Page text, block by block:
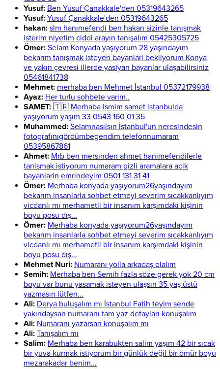
Yusuf: Ben Yusuf Çanakkale'den 05319643265
Yusuf: Yusuf Çanakkale'den 05319643265
hakan: slm hanımefendi ben hakan sizinle tanışmak
isterim niyetim ciddi arayın tanışalım 05425305725
Ömer: Selam Konyada yaşıyorum 28 yaşındayım
bekarım tanışmak isteyen bayanlari bekliyorum Konya
ve yakın çevresi illerde yasiyan bayanlar ulaşabilirsiniz
05461841738
Mehmet: merhaba ben Mehmet İstanbul 05372179938
Ayaz: Her turlu sohbete varim..
SAMET: 🇹🇷 Merhaba ismim samet istanbulda
yaşıyorum yaşım 33 0543 160 01 35
Muhammed: Selamnasılsın İstanbul'un neresindesin
fotografınıgördümbegendim telefonnumaram
05395867861
Ahmet: Mrb ben mersinden ahmet hanimefendilerle
tanismak istiyorum numaram gizli aramalara acik
bayanlarin emrindeyim 0501 131 31 41
Ömer: Merhaba konyada yaşıyorum26yaşındayım
bekarım insanlarla sohbet etmeyi severim sıcakkanlıyım
vicdanlı mı merhametli bir insanım karşımdaki kişinin
boyu posu dış...
Ömer: Merhaba konyada yaşıyorum26yaşındayım
bekarım insanlarla sohbet etmeyi severim sıcakkanlıyım
vicdanlı mı merhametli bir insanım karşımdaki kişinin
boyu posu dış...
Mehmet Nuri: Numaranı yolla arkadaş olalım
Semih: Merhaba ben Semih fazla söze gerek yok 20 cm
boyu var bunu yasamak isteyen ulaşsın 35 yaş üstü
yazmasın lütfen...
Ali: Derya buluşalım mı İstanbul Fatih teyim sende
yakındaysan numaranı tam yaz detayları konuşalım
Ali: Numaranı yazarsan konuşalım mı
Ali: Tanışalım mı
Salim: Merhaba ben karabukten salim yaşım 42 bir sıcak
bir yuva kurmak istiyorum bir günlük değil bir ömür boyu
mezarakadar benim...